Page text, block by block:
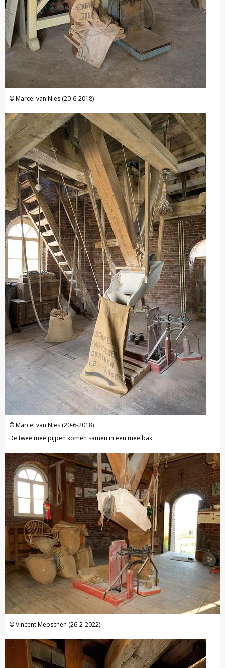
Marcel van Nies (20-6-2018)
Marcel van Nies (20-6-2018)
De twee meelpijpen komen samen in een meelbak.
Vincent Mepschen (26-2-2022)